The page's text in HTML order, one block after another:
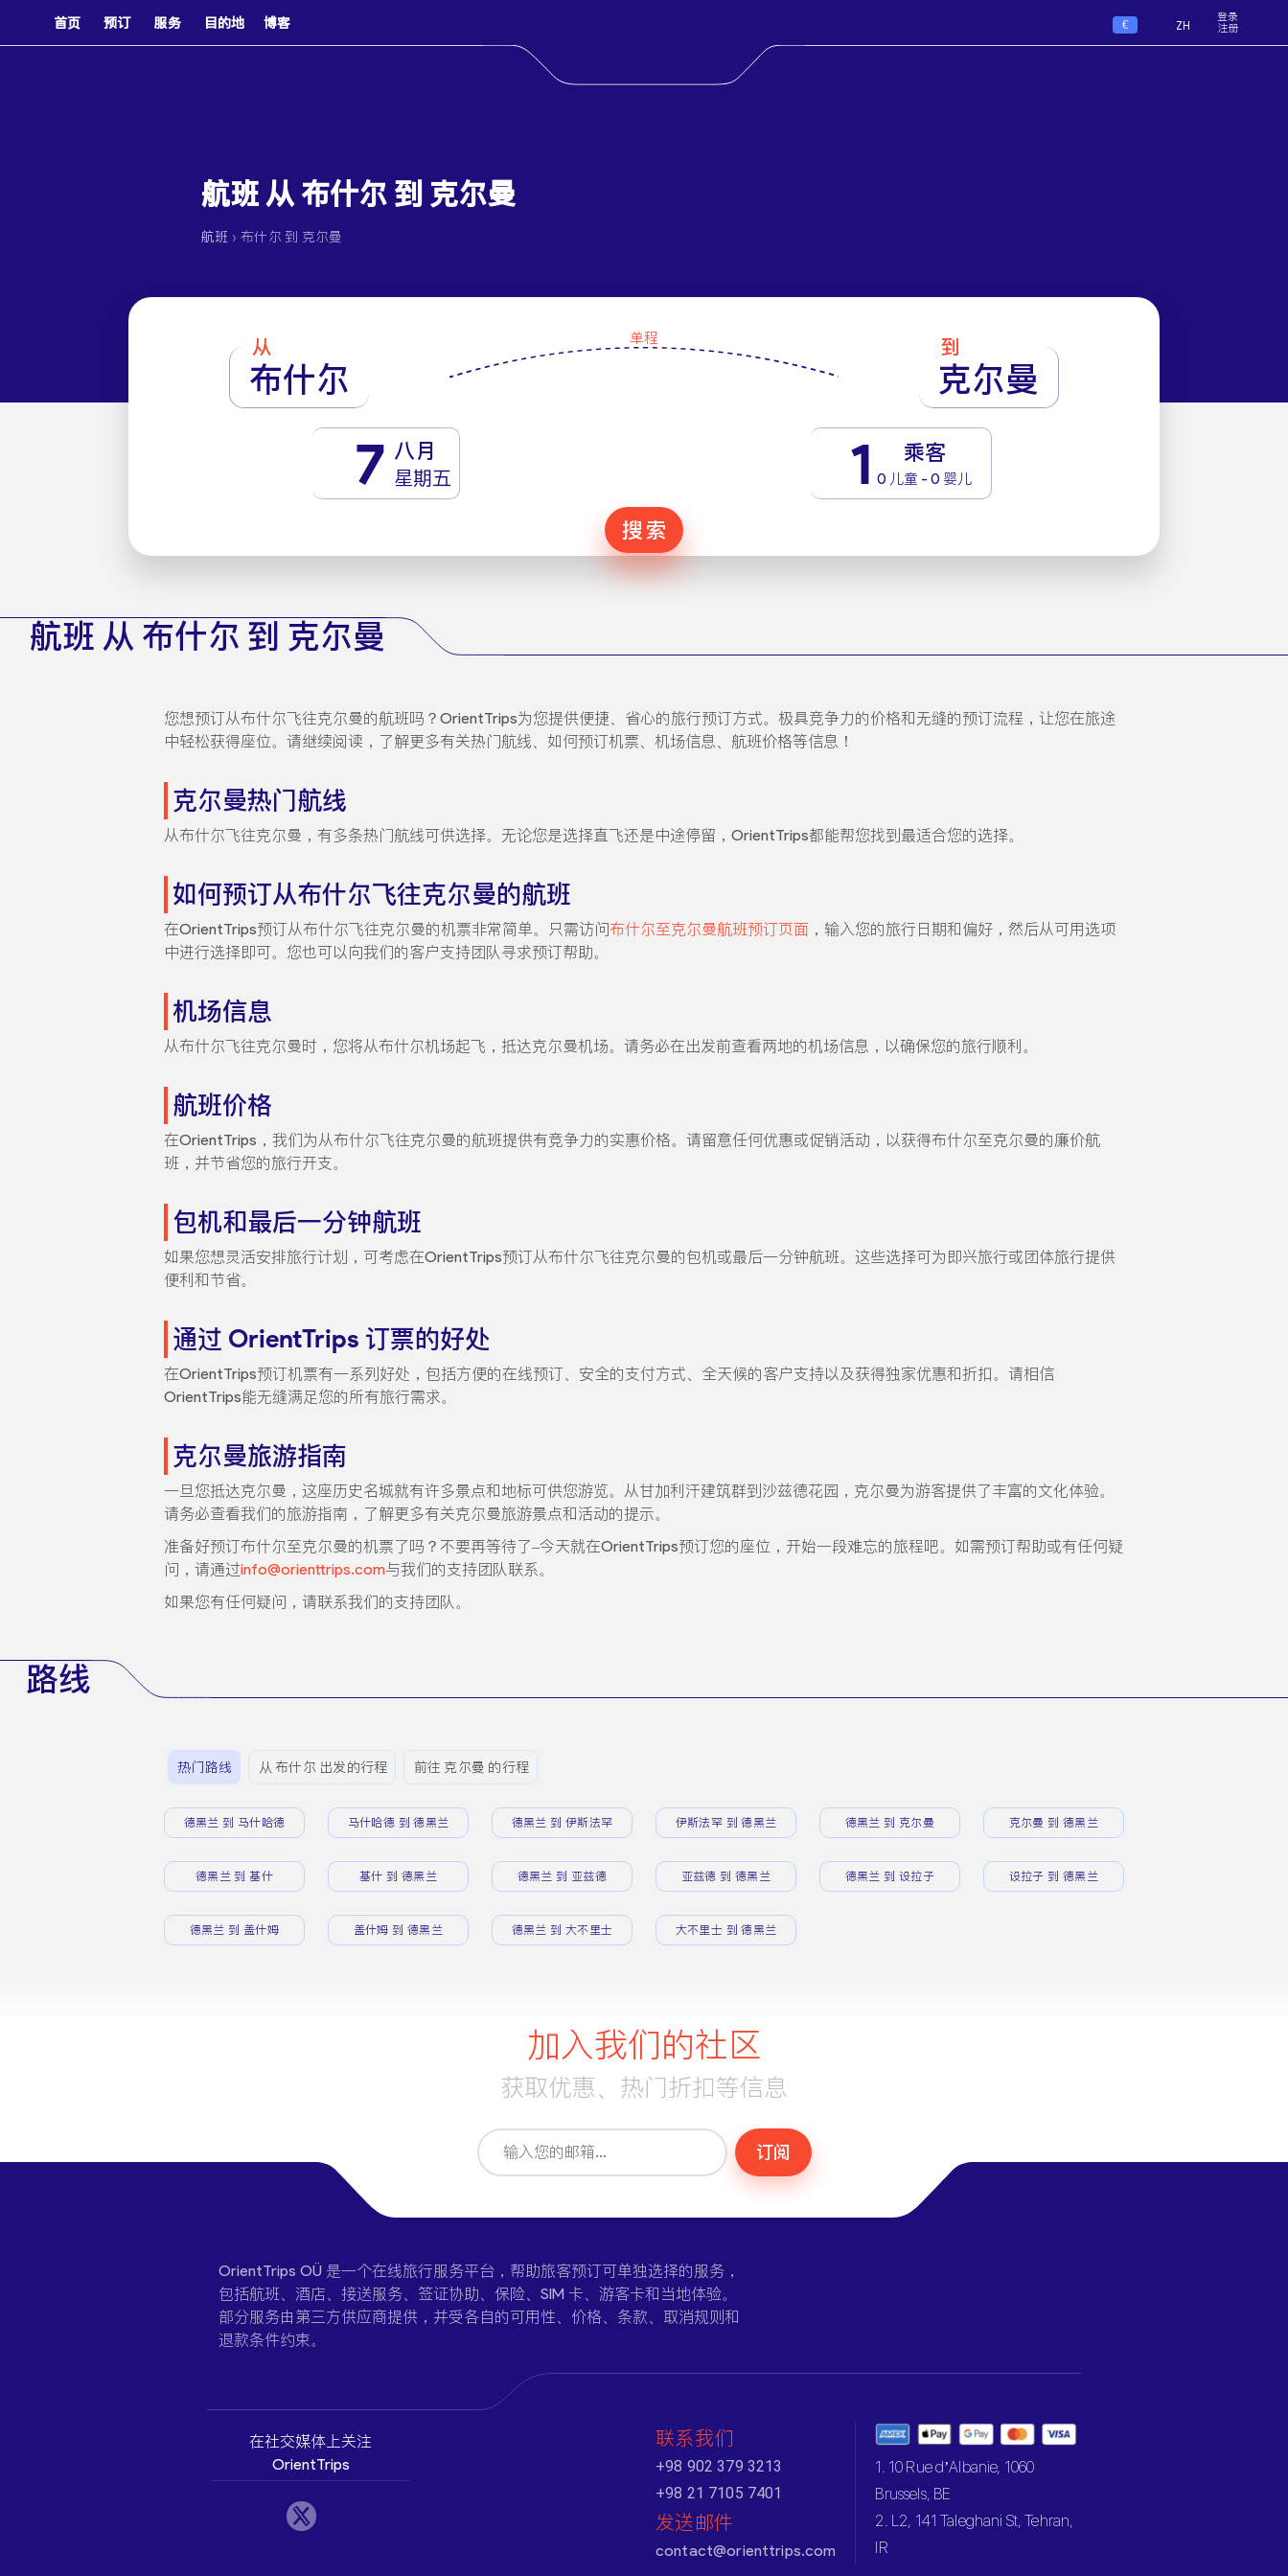
首页 预订 服务 目的地 博客 € ZH
登录
注册
航班 从 布什尔 到 克尔曼
航班 › 布什尔 到 克尔曼
从
布什尔
单程 到
克尔曼
7 八月
星期五 1 乘客
0 儿童 - 0 婴儿
搜索
航班 从 布什尔 到 克尔曼
您想预订从布什尔飞往克尔曼的航班吗？OrientTrips为您提供便捷、省心的旅行预订方式。极具竞争力的价格和无缝的预订流程，让您在旅途
中轻松获得座位。请继续阅读，了解更多有关热门航线、如何预订机票、机场信息、航班价格等信息！
克尔曼热门航线
从布什尔飞往克尔曼，有多条热门航线可供选择。无论您是选择直飞还是中途停留，OrientTrips都能帮您找到最适合您的选择。
如何预订从布什尔飞往克尔曼的航班
在OrientTrips预订从布什尔飞往克尔曼的机票非常简单。只需访问布什尔至克尔曼航班预订页面 ，输入您的旅行日期和偏好，然后从可用选项
中进行选择即可。您也可以向我们的客户支持团队寻求预订帮助。
机场信息
从布什尔飞往克尔曼时，您将从布什尔机场起飞，抵达克尔曼机场。请务必在出发前查看两地的机场信息，以确保您的旅行顺利。
航班价格
在OrientTrips，我们为从布什尔飞往克尔曼的航班提供有竞争力的实惠价格。请留意任何优惠或促销活动，以获得布什尔至克尔曼的廉价航
班，并节省您的旅行开支。
包机和最后一分钟航班
如果您想灵活安排旅行计划，可考虑在OrientTrips预订从布什尔飞往克尔曼的包机或最后一分钟航班。这些选择可为即兴旅行或团体旅行提供
便利和节省。
通过 OrientTrips 订票的好处
在OrientTrips预订机票有一系列好处，包括方便的在线预订、安全的支付方式、全天候的客户支持以及获得独家优惠和折扣。请相信
OrientTrips能无缝满足您的所有旅行需求。
克尔曼旅游指南
一旦您抵达克尔曼，这座历史名城就有许多景点和地标可供您游览。从甘加利汗建筑群到沙兹德花园，克尔曼为游客提供了丰富的文化体验。
请务必查看我们的旅游指南，了解更多有关克尔曼旅游景点和活动的提示。
准备好预订布什尔至克尔曼的机票了吗？不要再等待了–今天就在OrientTrips预订您的座位，开始一段难忘的旅程吧。如需预订帮助或有任何疑
问，请通过info@orienttrips.com与我们的支持团队联系。
如果您有任何疑问，请联系我们的支持团队。
路线
热门路线 从 布什尔 出发的行程 前往 克尔曼 的行程
德黑兰 到 马什哈德 马什哈德 到 德黑兰 德黑兰 到 伊斯法罕 伊斯法罕 到 德黑兰 德黑兰 到 克尔曼 克尔曼 到 德黑兰
德黑兰 到 基什 基什 到 德黑兰 德黑兰 到 亚兹德 亚兹德 到 德黑兰 德黑兰 到 设拉子 设拉子 到 德黑兰
德黑兰 到 盖什姆 盖什姆 到 德黑兰 德黑兰 到 大不里士 大不里士 到 德黑兰
加入我们的社区
获取优惠、热门折扣等信息
订阅
OrientTrips OÜ 是一个在线旅行服务平台，帮助旅客预订可单独选择的服务，
包括航班、酒店、接送服务、签证协助、保险、SIM 卡、游客卡和当地体验。
部分服务由第三方供应商提供，并受各自的可用性、价格、条款、取消规则和
退款条件约束。
在社交媒体上关注
OrientTrips
联系我们
+98 902 379 3213
+98 21 7105 7401
发送邮件
contact@orienttrips.com
1. 10 Rue d’Albanie, 1060
Brussels, BE
2. L2, 141 Taleghani St, Tehran,
IR